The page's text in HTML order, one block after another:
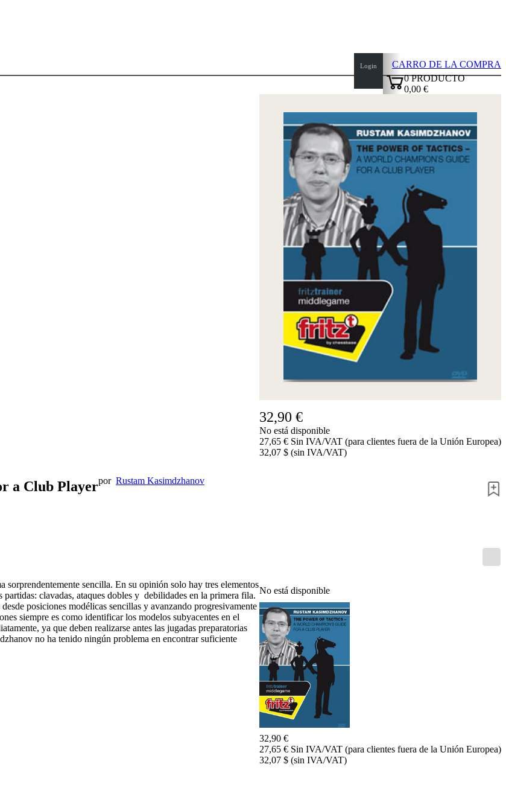
Login
CARRO DE LA COMPRA
0PRODUCTO
0,00 €
32,90 €
No está disponible
27,65 € Sin IVA/VAT (para clientes fuera de la Unión Europea)
32,07 $ (sin IVA/VAT)
a Club Playerpor Rustam Kasimdzhanov
No está disponible
32,90 €
27,65 € Sin IVA/VAT (para clientes fuera de la Unión Europea)
32,07 $ (sin IVA/VAT)
sencilla. En su opinión solo hay tres elementos
clavadas, ataques dobles y debilidades en la primera fila.
posiciones modélicas sencillas y avanzando progresivamente
siempre es como identificar los modelos subyacentes en el
ya que deben realizarse antes las jugadas preparatorias
no ha tenido ningún problema en encontrar suficiente
top
Inicio
Novedades
Autores
Aperturas
Credenciales
TDC
Política
privacidad
sobre
nosotros
FAQ
licencias
Accessibility
Cookies
Management
Compliance
Hotline
Chessbase
Accounts
Programas
Productos
principiantes